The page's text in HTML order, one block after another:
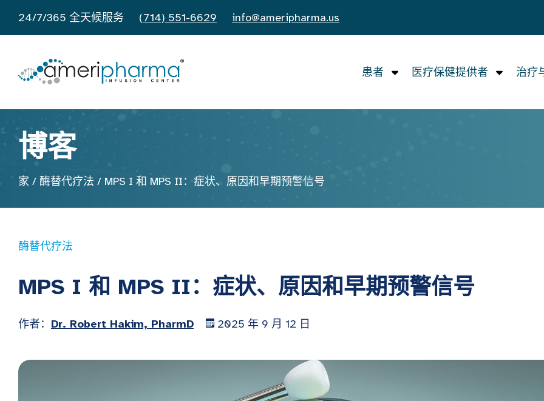
24/7/365 全天候服务 (714) 551-6629 info@ameripharma.us
患者 医疗保健提供者 治疗
博客
家 / 酶替代疗法 / MPS I 和 MPS II：症状、原因和早期预警信号
酶替代疗法
MPS I 和 MPS II：症状、原因和早期预警信号
作者： Dr. Robert Hakim, PharmD 2025 年 9 月 12 日